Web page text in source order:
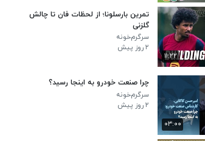
۱۱:۲۲
تمرین بارسلونا؛ از لحظات فان تا چالش
گلزنی
سرگرم‌خونه
۲ روز پیش
۰۳:۰۰
چرا صنعت خودرو به اینجا رسید؟
سرگرم‌خونه
۲ روز پیش